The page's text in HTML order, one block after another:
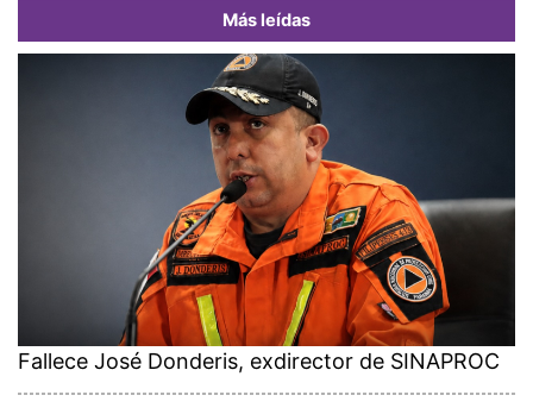
Más leídas
Fallece José Donderis, exdirector de SINAPROC